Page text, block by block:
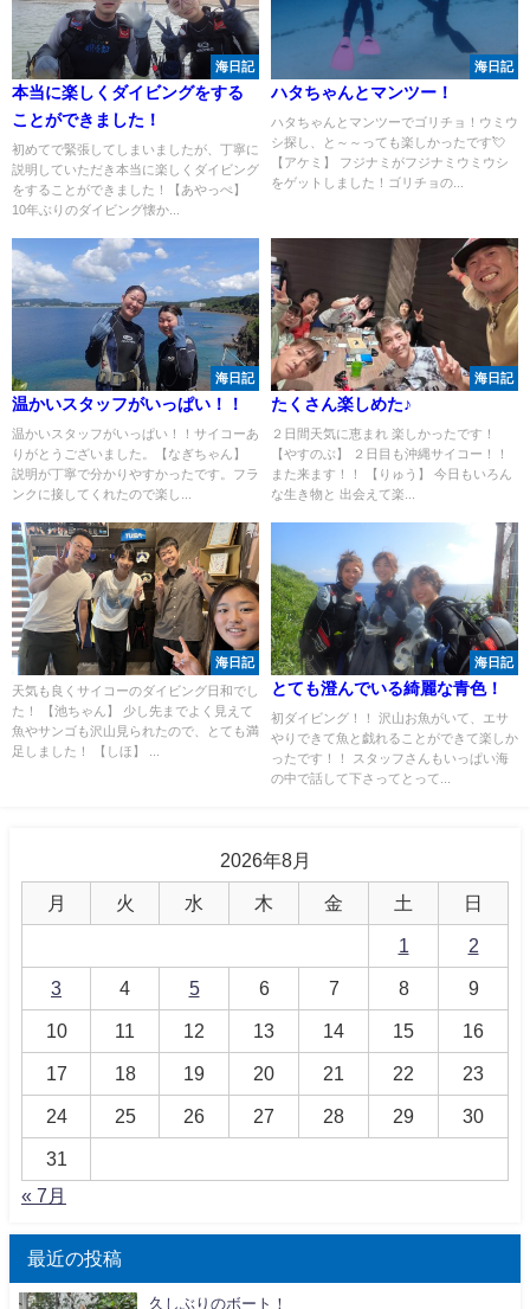
海日記
本当に楽しくダイビングをする
ことができました！
初めてで緊張してしまいましたが、丁寧に
説明していただき本当に楽しくダイビング
をすることができました！【あやっぺ】
10年ぶりのダイビング懐か...
海日記
ハタちゃんとマンツー！
ハタちゃんとマンツーでゴリチョ！ウミウ
シ探し、と～～っても楽しかったです💘
【アケミ】 フジナミがフジナミウミウシ
をゲットしました！ゴリチョの...
海日記
温かいスタッフがいっぱい！！
温かいスタッフがいっぱい！！サイコーあ
りがとうございました。【なぎちゃん】
説明が丁寧で分かりやすかったです。フラ
ンクに接してくれたので楽し...
海日記
たくさん楽しめた♪
２日間天気に恵まれ 楽しかったです！
【やすのぶ】 ２日目も沖縄サイコー！！
また来ます！！ 【りゅう】 今日もいろん
な生き物と 出会えて楽...
海日記
天気も良くサイコーのダイビング日和でし
た！ 【池ちゃん】 少し先までよく見えて
魚やサンゴも沢山見られたので、とても満
足しました！ 【しほ】 ...
海日記
とても澄んでいる綺麗な青色！
初ダイビング！！ 沢山お魚がいて、エサ
やりできて魚と戯れることができて楽しか
ったです！！ スタッフさんもいっぱい海
の中で話して下さってとって...
2026年8月
月 火 水 木 金 土 日
1 2
3 4 5 6 7 8 9
10 11 12 13 14 15 16
17 18 19 20 21 22 23
24 25 26 27 28 29 30
31
« 7月
最近の投稿
久しぶりのボート！